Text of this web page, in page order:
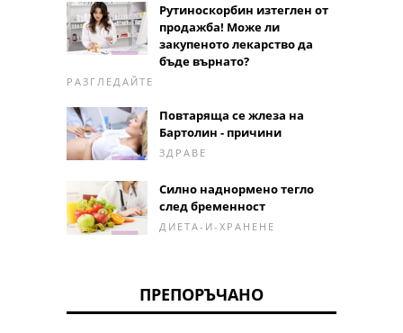
Рутиноскорбин изтеглен от
продажба! Може ли
закупеното лекарство да
бъде върнато?
РАЗГЛЕДАЙТЕ
Повтаряща се жлеза на
Бартолин - причини
ЗДРАВЕ
Силно наднормено тегло
след бременност
ДИЕТА-И-ХРАНЕНЕ
ПРЕПОРЪЧАНО